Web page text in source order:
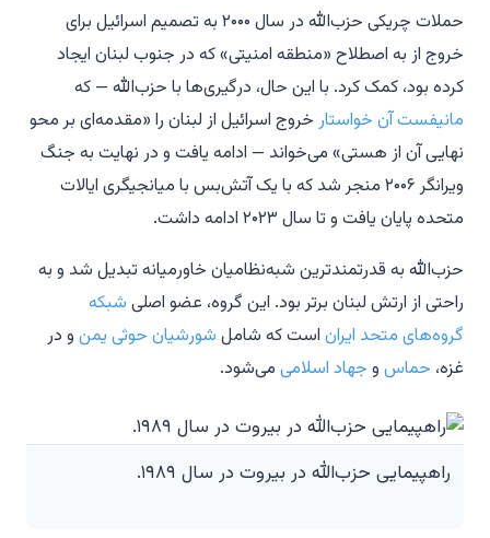
حملات چریکی حزب‌الله در سال ۲۰۰۰ به تصمیم اسرائیل برای
خروج از به اصطلاح «منطقه امنیتی» که در جنوب لبنان ایجاد
کرده بود، کمک کرد. با این حال، درگیری‌ها با حزب‌الله — که
مانیفست آن خواستار خروج اسرائیل از لبنان را «مقدمه‌ای بر محو
نهایی آن از هستی» می‌خواند — ادامه یافت و در نهایت به جنگ
ویرانگر ۲۰۰۶ منجر شد که با یک آتش‌بس با میانجیگری ایالات
متحده پایان یافت و تا سال ۲۰۲۳ ادامه داشت.
حزب‌الله به قدرتمندترین شبه‌نظامیان خاورمیانه تبدیل شد و به
راحتی از ارتش لبنان برتر بود. این گروه، عضو اصلی شبکه
گروه‌های متحد ایران است که شامل شورشیان حوثی یمن و در
غزه، حماس و جهاد اسلامی می‌شود.
راهپیمایی حزب‌الله در بیروت در سال ۱۹۸۹.